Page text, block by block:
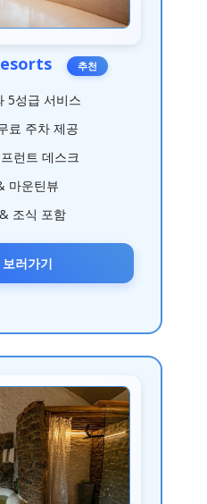
추천
5성급 서비스
료 주차 제공
런트 데스크
마운틴뷰
조식 포함
러가기